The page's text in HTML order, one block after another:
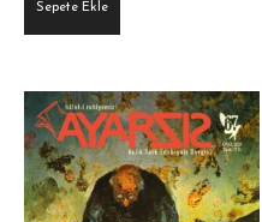
Sepete Ekle